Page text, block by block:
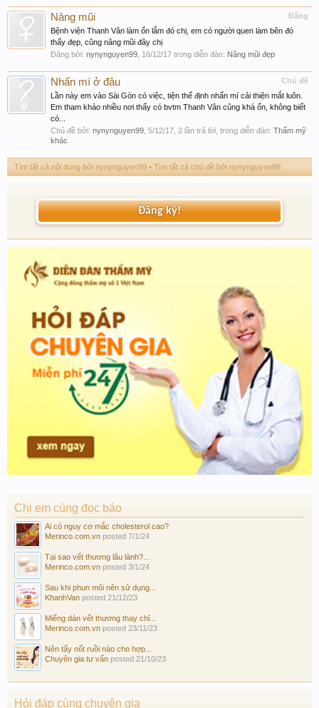
Đăng
Nâng mũi
Bệnh viện Thanh Vân làm ổn lắm đó chị, em có người quen làm bên đó
thấy đẹp, cũng nâng mũi đây chị
Đăng bởi: nynynguyen99 16/12/17 trong diễn đàn: Nâng mũi đẹp
Chủ đề
Nhấn mí ở đâu
Lần này em vào Sài Gòn có việc, tiện thể định nhấn mí cải thiện mắt luôn.
Em tham khảo nhiều nơi thấy có bvtm Thanh Vân cũng khá ổn, không biết
có...
Chủ đề bởi: nynynguyen99 5/12/17 , 2 lần trả lời, trong diễn đàn: Thẩm mỹ
khác
Tìm tất cả nội dung bởi nynynguyen99 Tìm tất cả chủ đề bởi nynynguyen99
Đăng ký!
Chị em cùng đọc báo
Ai có nguy cơ mắc cholesterol cao?
Merinco.com.vn posted 7/1/24
Tại sao vết thương lâu lành?...
Merinco.com.vn posted 3/1/24
Sau khi phun môi nên sử dụng...
KhanhVan posted 21/12/23
Miếng dán vết thương thay chỉ...
Merinco.com.vn posted 23/11/23
Nên tẩy nốt ruồi nào cho hợp...
Chuyên gia tư vấn posted 21/10/23
Hỏi đáp cùng chuyên gia